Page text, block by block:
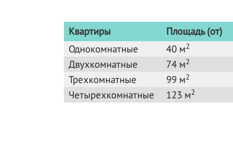
Квартиры Площадь (от)
Однокомнатные
40 м2
Двухкомнатные 74 м2
Трехкомнатные 99 м2
Четырехкомнатные 123 м2